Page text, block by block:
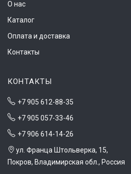
О нас
Каталог
Оплата и доставка
Контакты
КОНТАКТЫ
+7 905 612-88-35
+7 905 057-33-46
+7 906 614-14-26
ул. Франца Штольверка, 15,
Покров, Владимирская обл., Россия